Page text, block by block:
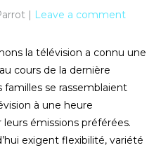
| Leave a comment
la télévision a connu une
cours de la dernière
se rassemblaient
à une heure
émissions préférées.
exigent flexibilité, variété